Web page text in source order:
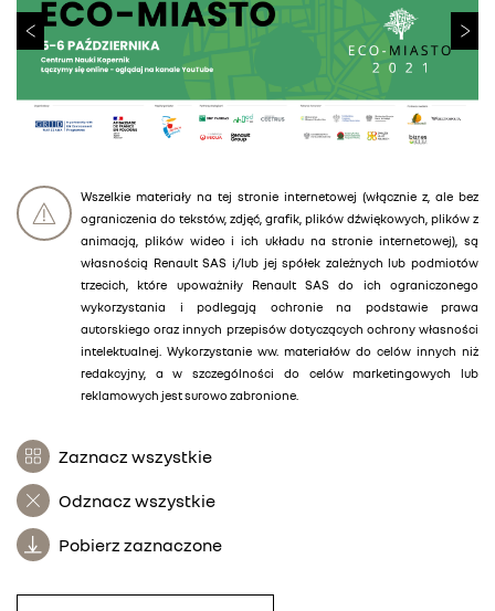
Wszelkie materiały na tej stronie internetowej (włącznie z, ale bez
ograniczenia do tekstów, zdjęć, grafik, plików dźwiękowych, plików z
animacją, plików wideo i ich układu na stronie internetowej), są
własnością Renault SAS i/lub jej spółek zależnych lub podmiotów
trzecich, które upoważniły Renault SAS do ich ograniczonego
wykorzystania i podlegają ochronie na podstawie prawa
autorskiego oraz innych przepisów dotyczących ochrony własności
intelektualnej. Wykorzystanie ww. materiałów do celów innych niż
redakcyjny, a w szczególności do celów marketingowych lub
reklamowych jest surowo zabronione.
Zaznacz wszystkie
Odznacz wszystkie
Pobierz zaznaczone